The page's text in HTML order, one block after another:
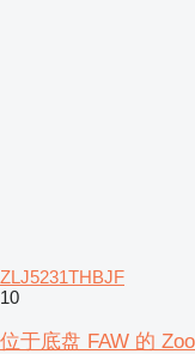
ZLJ5231THBJF
10
位于底盘 FAW 的